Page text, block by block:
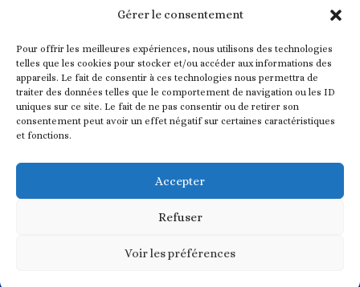
Gérer le consentement
Pour offrir les meilleures expériences, nous utilisons des technologies
telles que les cookies pour stocker et/ou accéder aux informations des
appareils. Le fait de consentir à ces technologies nous permettra de
traiter des données telles que le comportement de navigation ou les ID
uniques sur ce site. Le fait de ne pas consentir ou de retirer son
consentement peut avoir un effet négatif sur certaines caractéristiques
et fonctions.
Accepter
Refuser
Voir les préférences
Nez en Herbe est une association ayant pour but d’intégrer
l’éveil olfactif dans les programmes éducatifs, en promouvant
l’éveil de l’odorat dès la crèche et l’école maternelle.